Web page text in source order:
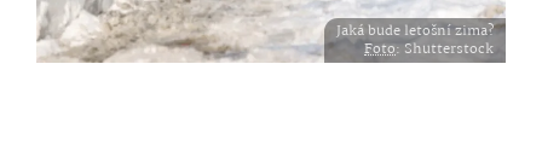
Jaká bude letošní zima?
Foto: Shutterstock